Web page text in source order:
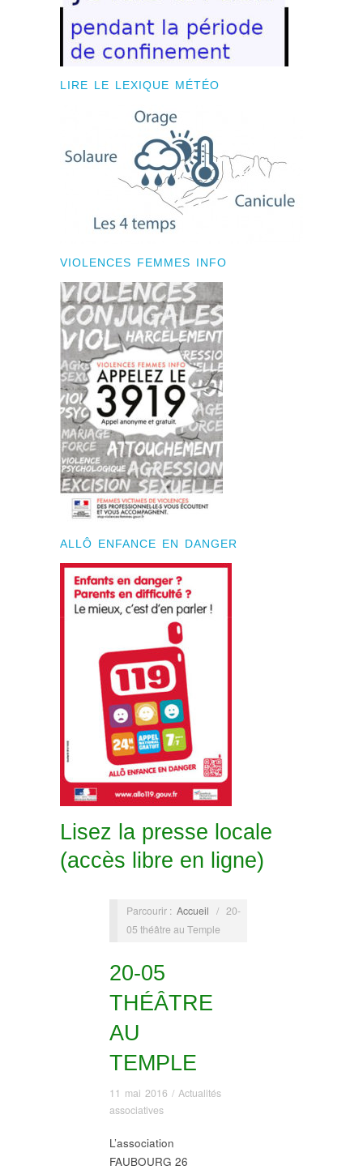
LIRE LE LEXIQUE MÉTÉO
VIOLENCES FEMMES INFO
ALLÔ ENFANCE EN DANGER
Lisez la presse locale
(accès libre en ligne)
Parcourir : Accueil / 20-
05 théâtre au Temple
20-05
THÉÂTRE
AU
TEMPLE
11 mai 2016 / Actualités
associatives
L’association
FAUBOURG 26